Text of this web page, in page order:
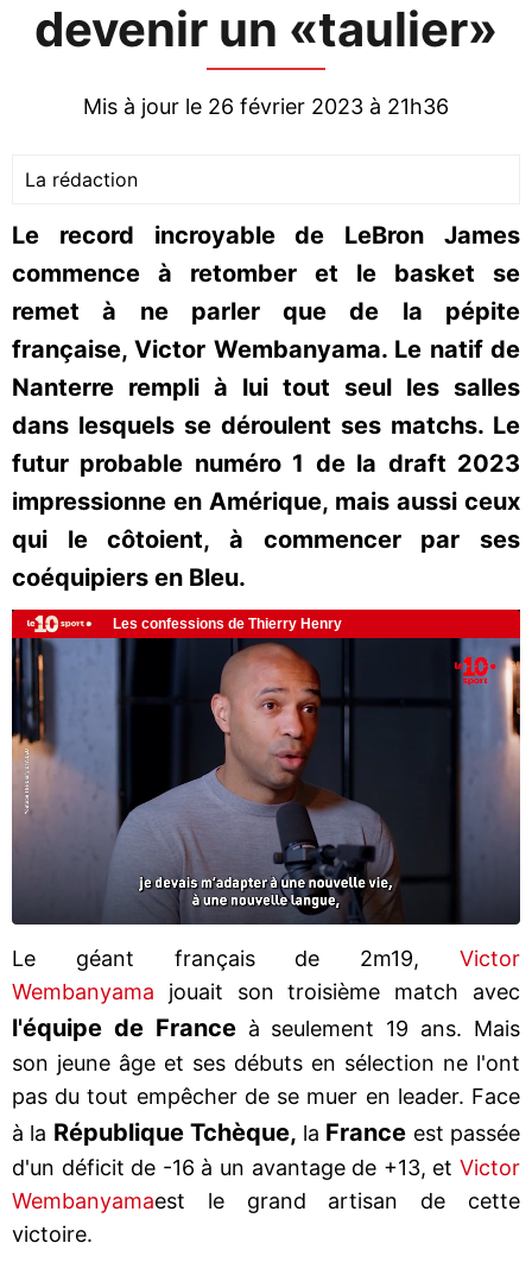
devenir un «taulier»
Mis à jour le 26 février 2023 à 21h36
La rédaction
Le record incroyable de LeBron James
commence à retomber et le basket se
remet à ne parler que de la pépite
française, Victor Wembanyama. Le natif de
Nanterre rempli à lui tout seul les salles
dans lesquels se déroulent ses matchs. Le
futur probable numéro 1 de la draft 2023
impressionne en Amérique, mais aussi ceux
qui le côtoient, à commencer par ses
coéquipiers en Bleu.
Le géant français de 2m19, Victor
Wembanyama jouait son troisième match avec
l'équipe de Franceà seulement 19 ans. Mais
son jeune âge et ses débuts en sélection ne l'ont
pas du tout empêcher de se muer en leader. Face
à la République Tchèque, la France est passée
d'un déficit de -16 à un avantage de +13, et Victor
Wembanyamaest le grand artisan de cette
victoire.